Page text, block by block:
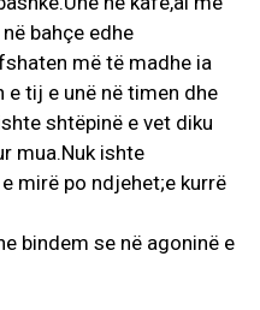
bahçe edhe
më të madhe ia
e tij e unë në timen dhe
shtëpinë e vet diku
mua.Nuk ishte
mirë po ndjehet;e kurrë
bindem se në agoninë e